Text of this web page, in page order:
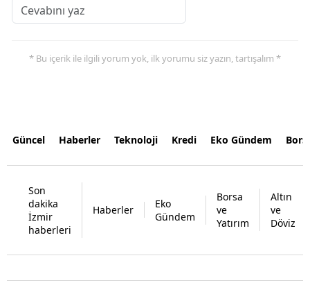
* Bu içerik ile ilgili yorum yok, ilk yorumu siz yazın, tartışalım *
Güncel Haberler Teknoloji Kredi Eko Gündem
Son
dakika
İzmir
haberleri
Haberler
Eko
Gündem
Borsa
ve
Yatırım
Altın
ve
Döviz